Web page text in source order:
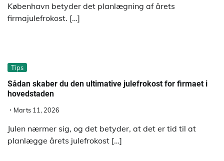
København betyder det planlægning af årets
firmajulefrokost. […]
Tips
Sådan skaber du den ultimative julefrokost for firmaet i
hovedstaden
Marts 11, 2026
Julen nærmer sig, og det betyder, at det er tid til at
planlægge årets julefrokost […]